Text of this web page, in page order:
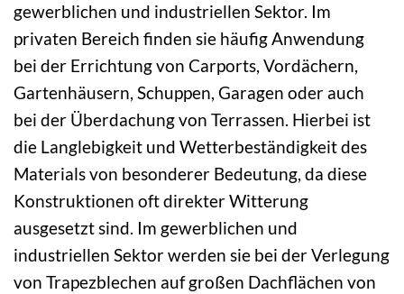
gewerblichen und industriellen Sektor. Im
privaten Bereich finden sie häufig Anwendung
bei der Errichtung von Carports, Vordächern,
Gartenhäusern, Schuppen, Garagen oder auch
bei der Überdachung von Terrassen. Hierbei ist
die Langlebigkeit und Wetterbeständigkeit des
Materials von besonderer Bedeutung, da diese
Konstruktionen oft direkter Witterung
ausgesetzt sind. Im gewerblichen und
industriellen Sektor werden sie bei der Verlegung
von Trapezblechen auf großen Dachflächen von